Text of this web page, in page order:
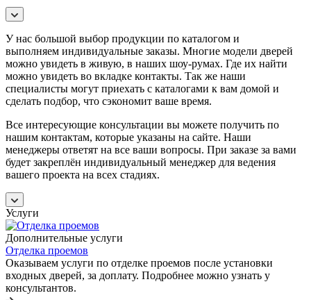
У нас большой выбор продукции по каталогом и
выполняем индивидуальные заказы. Многие модели дверей
можно увидеть в живую, в наших шоу-румах. Где их найти
можно увидеть во вкладке контакты. Так же наши
специалисты могут приехать с каталогами к вам домой и
сделать подбор, что сэкономит ваше время.
Все интересующие консультации вы можете получить по
нашим контактам, которые указаны на сайте. Наши
менеджеры ответят на все ваши вопросы. При заказе за вами
будет закреплён индивидуальный менеджер для ведения
вашего проекта на всех стадиях.
Услуги
Дополнительные услуги
Отделка проемов
Оказываем услуги по отделке проемов после установки
входных дверей, за доплату. Подробнее можно узнать у
консультантов.